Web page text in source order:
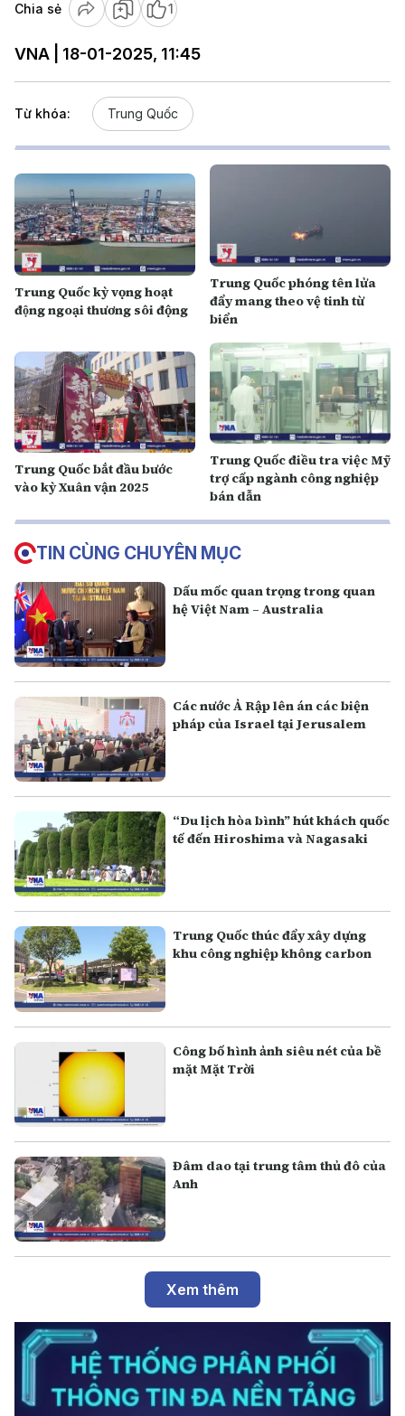
Chia sẻ 1
VNA | 18-01-2025, 11:45
Từ khóa: Trung Quốc
Trung Quốc kỳ vọng hoạt
động ngoại thương sôi động
Trung Quốc phóng tên lửa
đẩy mang theo vệ tinh từ
biển
Trung Quốc bắt đầu bước
vào kỳ Xuân vận 2025
Trung Quốc điều tra việc Mỹ
trợ cấp ngành công nghiệp
bán dẫn
TIN CÙNG CHUYÊN MỤC
Dấu mốc quan trọng trong quan
hệ Việt Nam – Australia
Các nước Ả Rập lên án các biện
pháp của Israel tại Jerusalem
“Du lịch hòa bình” hút khách quốc
tế đến Hiroshima và Nagasaki
Trung Quốc thúc đẩy xây dựng
khu công nghiệp không carbon
Công bố hình ảnh siêu nét của bề
mặt Mặt Trời
Đâm dao tại trung tâm thủ đô của
Anh
Xem thêm